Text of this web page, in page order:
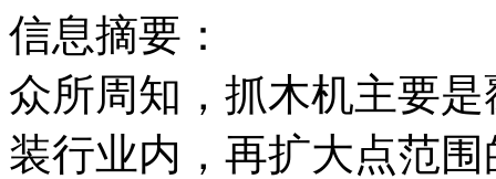
信息摘要：
众所周知，抓木机主要
装行业内，再扩大点范